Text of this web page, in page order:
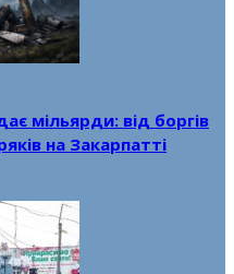
мільярди: від боргів
на Закарпатті